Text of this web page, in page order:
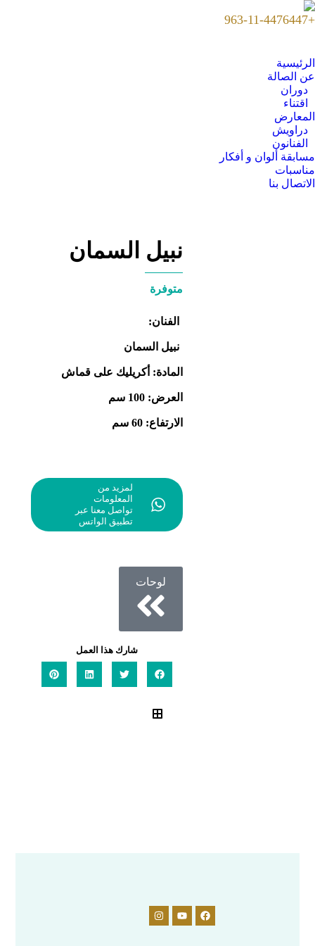
+963-11-4476447
الرئيسية
عن الصالة
دوران
اقتناء
المعارض
دراويش
الفنانون
مسابقة ألوان و أفكار
مناسبات
الاتصال بنا
نبيل السمان
متوفرة
الفنان:
نبيل السمان
المادة: أكريليك على قماش
العرض: 100 سم
الارتفاع: 60 سم
لمزيد من
المعلومات
تواصل معنا عبر
تطبيق الواتس
لوحات
شارك هذا العمل